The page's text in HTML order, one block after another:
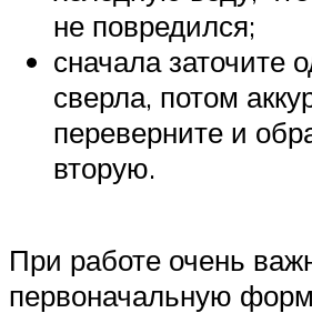
не повредился;
сначала заточите
сверла, потом
переверните и
вторую.
При работе очень
первоначальную